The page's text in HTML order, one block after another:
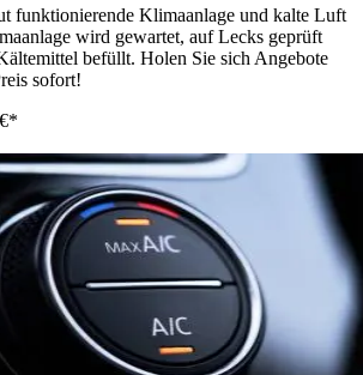
funktionierende Klimaanlage und kalte Luft
wird gewartet, auf Lecks geprüft
befüllt. Holen Sie sich Angebote
sofort!